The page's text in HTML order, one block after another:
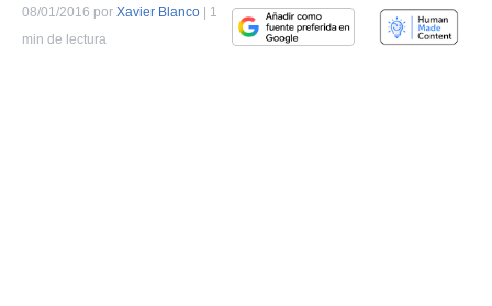
08/01/2016 por Xavier Blanco | 1
min de lectura